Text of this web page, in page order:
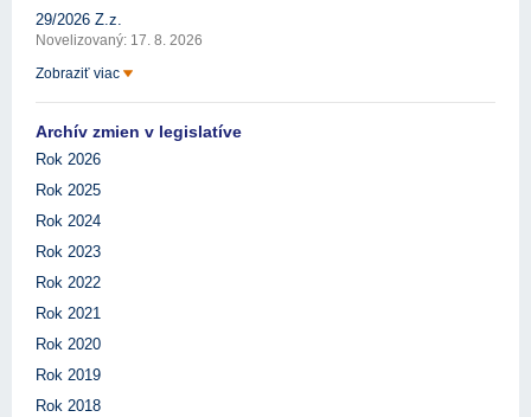
29/2026 Z.z.
Novelizovaný: 17. 8. 2026
Zobraziť viac
Archív zmien v legislatíve
Rok 2026
Rok 2025
Rok 2024
Rok 2023
Rok 2022
Rok 2021
Rok 2020
Rok 2019
Rok 2018